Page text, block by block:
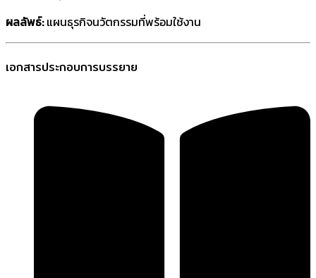
ผลลัพธ์:แผนธุรกิจนวัตกรรมที่พร้อมใช้งาน
เอกสารประกอบการบรรยาย